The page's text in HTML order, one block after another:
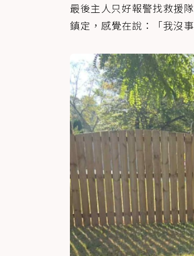
最後主人只好報警找救援
鎮定，感覺在說：「我沒